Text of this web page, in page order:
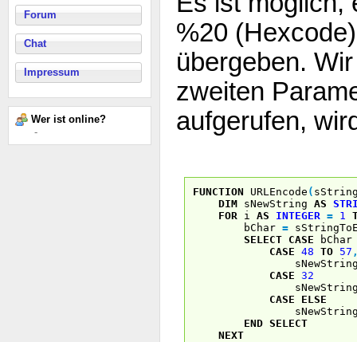
Forum
Chat
Impressum
Wer ist online?
-
%20
übergeben.
zweiten
aufgerufen,
FUNCTION URLEncode (
DIM sNewString AS
FOR i AS INTEGER = 1
bChar =
SELECT CASE bChar
CASE 48 TO 57
CASE 32
CASE
ELSE
END SELECT
NEXT